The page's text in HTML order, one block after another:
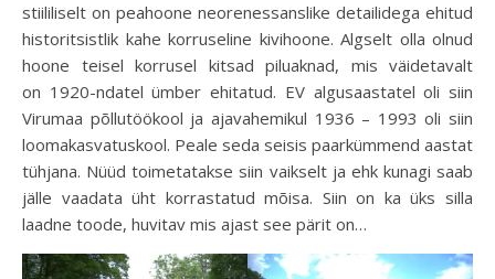
stiililiselt on peahoone neorenessanslike detailidega ehitud
historitsistlik kahe korruseline kivihoone. Algselt olla olnud
hoone teisel korrusel kitsad piluaknad, mis väidetavalt
on 1920-ndatel ümber ehitatud. EV algusaastatel oli siin
Virumaa põllutöökool ja ajavahemikul 1936 – 1993 oli siin
loomakasvatuskool. Peale seda seisis paarkümmend aastat
tühjana. Nüüd toimetatakse siin vaikselt ja ehk kunagi saab
jälle vaadata üht korrastatud mõisa. Siin on ka üks silla
laadne toode, huvitav mis ajast see pärit on…